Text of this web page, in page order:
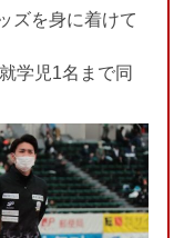
ズを身に着けて
学児1名まで同